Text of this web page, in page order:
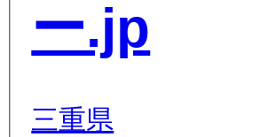
三重県